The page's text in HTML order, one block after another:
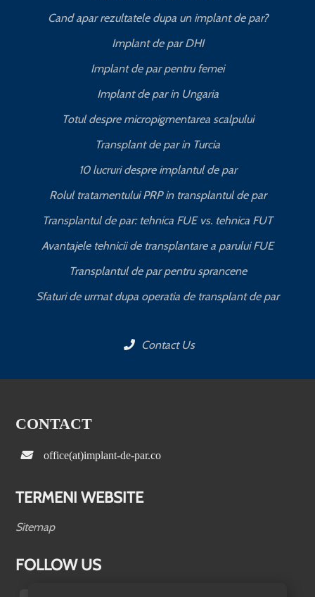
Cand apar rezultatele dupa un implant de par?
Implant de par DHI
Implant de par pentru femei
Implant de par in Ungaria
Totul despre micropigmentarea scalpului
Transplant de par in Turcia
10 lucruri despre implantul de par
Rolul tratamentului PRP in transplantul de par
Transplantul de par: tehnica FUE vs. tehnica FUT
Avantajele tehnicii de transplantare a parului FUE
Transplantul de par pentru sprancene
Sfaturi de urmat dupa operatia de transplant de par
Contact Us
CONTACT
office(at)implant-de-par.co
TERMENI WEBSITE
Sitemap
FOLLOW US